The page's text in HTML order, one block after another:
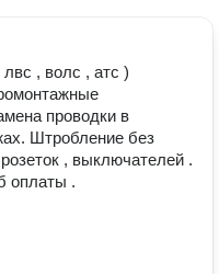
, волс , атс )
проводки в
Штробление без
, выключателей .
оплаты .